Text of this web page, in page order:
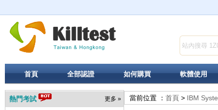
首頁 全部認證 如何購買 軟體使用
更多 »
熱門考試 當前位置 ： 首頁 > IBM